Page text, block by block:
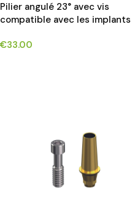
Pilier angulé 23° avec vis
compatible avec les implants
LEVEL® RN SYSTEM*
€33.00